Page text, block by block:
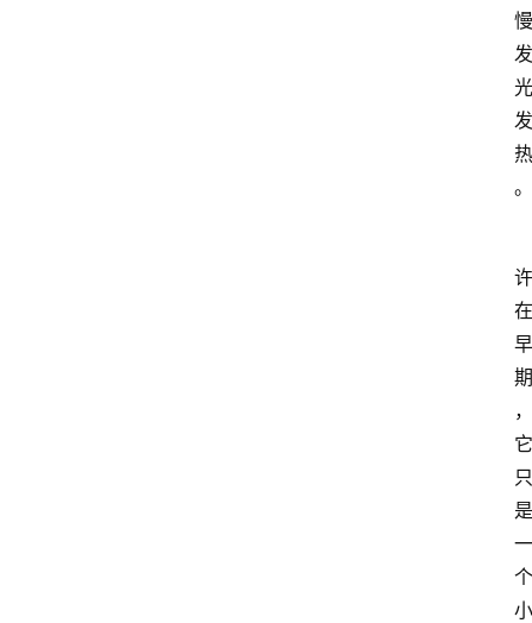
慢
发
光
发
热
。
许
在
早
期
，
它
只
是
一
个
小